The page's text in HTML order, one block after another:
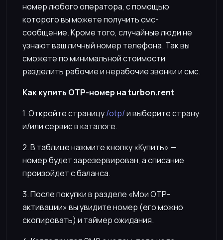
номер любого оператора, с помощью
которого вы можете получить смс-
сообщение. Кроме того, случайные люди не
узнают ваш личный номер телефона. Так вы
сможете по минимальной стоимости
разделить рабочие и нерабочие звонки и смс.
Как купить OTP-номер на turbon.rent
1. Откройте страницу/otp/и выберите страну
и/или сервис в каталоге.
2. В таблице нажмите кнопку «Купить» —
номер будет зарезервирован, а списание
произойдет с баланса.
3. После покупки в разделе «Мои OTP-
активации» вы увидите номер (его можно
скопировать) и таймер ожидания.